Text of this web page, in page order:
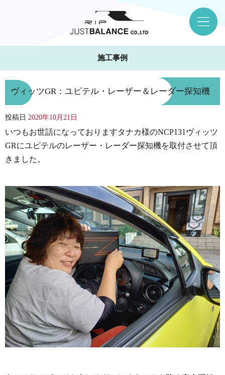
施工事例
ヴィッツGR：ユピテル・レーザー＆レーダー探知機
投稿日 2020年10月21日
いつもお世話になっておりますタナカ様のNCP131ヴィッツ
GRにユピテルのレーザー・レーダー探知機を取付させて頂
きました。